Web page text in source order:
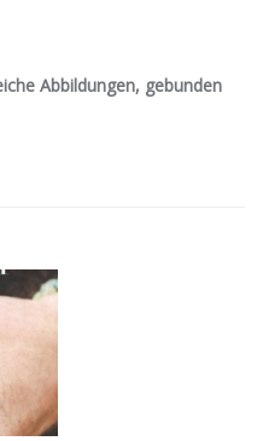
Abbildungen, gebunden